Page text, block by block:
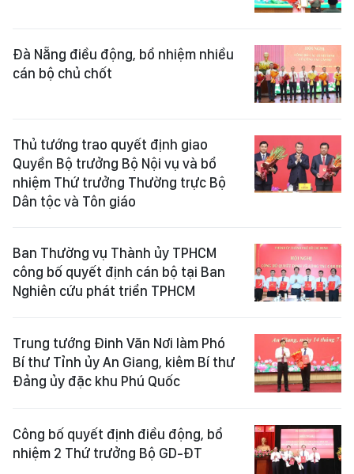
Đà Nẵng điều động, bổ nhiệm nhiều
cán bộ chủ chốt
Thủ tướng trao quyết định giao
Quyền Bộ trưởng Bộ Nội vụ và bổ
nhiệm Thứ trưởng Thường trực Bộ
Dân tộc và Tôn giáo
Ban Thường vụ Thành ủy TPHCM
công bố quyết định cán bộ tại Ban
Nghiên cứu phát triển TPHCM
Trung tướng Đinh Văn Nơi làm Phó
Bí thư Tỉnh ủy An Giang, kiêm Bí thư
Đảng ủy đặc khu Phú Quốc
Công bố quyết định điều động, bổ
nhiệm 2 Thứ trưởng Bộ GD-ĐT